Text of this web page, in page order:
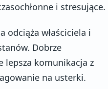
i stresujące.
odciąża właściciela i
Dobrze
lepsza komunikacja z
na usterki.